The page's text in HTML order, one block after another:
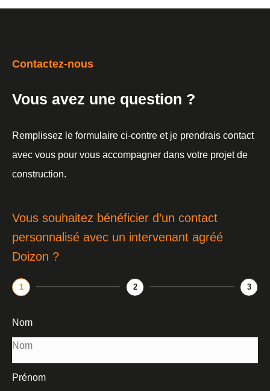
Contactez-nous
Vous avez une question ?
Remplissez le formulaire ci-contre et je prendrais contact
avec vous pour vous accompagner dans votre projet de
construction.
Vous souhaitez bénéficier d’un contact
personnalisé avec un intervenant agréé
Doizon ?
1 2 3
Nom
Prénom